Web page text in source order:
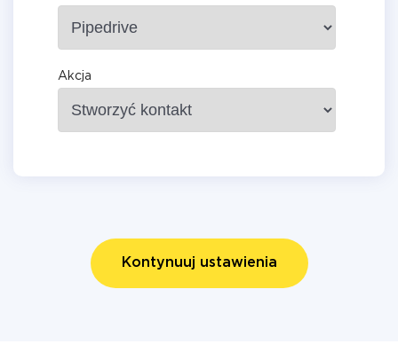
Akcja
Kontynuuj ustawienia